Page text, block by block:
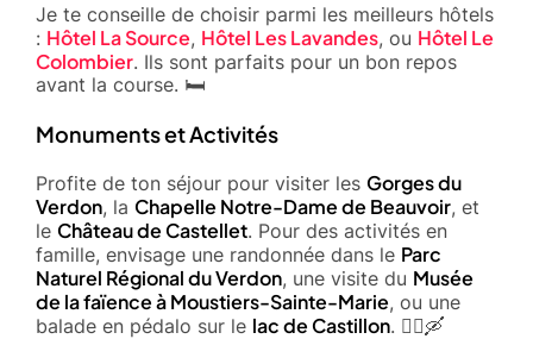
Je te conseille de choisir parmi les meilleurs hôtels
: Hôtel La Source, Hôtel Les Lavandes, ou Hôtel Le
Colombier. Ils sont parfaits pour un bon repos
avant la course. 🛏️
Monuments et Activités
Profite de ton séjour pour visiter les Gorges du
Verdon, la Chapelle Notre-Dame de Beauvoir, et
le Château de Castellet. Pour des activités en
famille, envisage une randonnée dans le Parc
Naturel Régional du Verdon, une visite du Musée
de la faïence à Moustiers-Sainte-Marie, ou une
balade en pédalo sur le lac de Castillon. 🚶‍♂️🛶